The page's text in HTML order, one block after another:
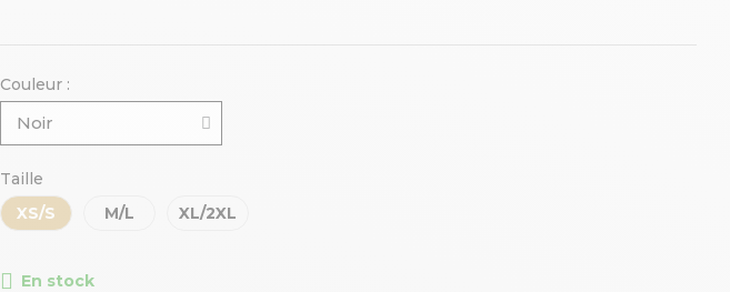
Couleur :
Taille
XS/S
M/L XL/2XL
En stock